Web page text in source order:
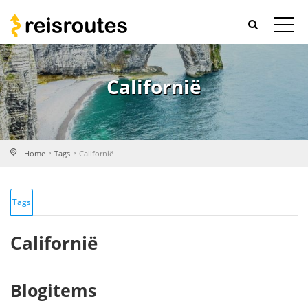
Californië
Home Tags Californië
Tags
Californië
Blogitems